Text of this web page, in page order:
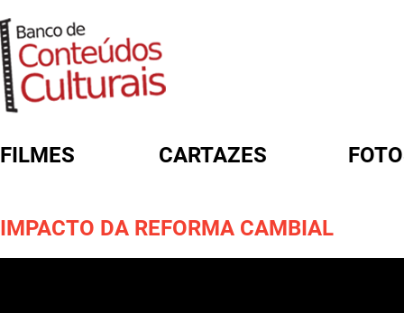
FILMES CARTAZES
IMPACTO DA REFORMA CAMBIAL